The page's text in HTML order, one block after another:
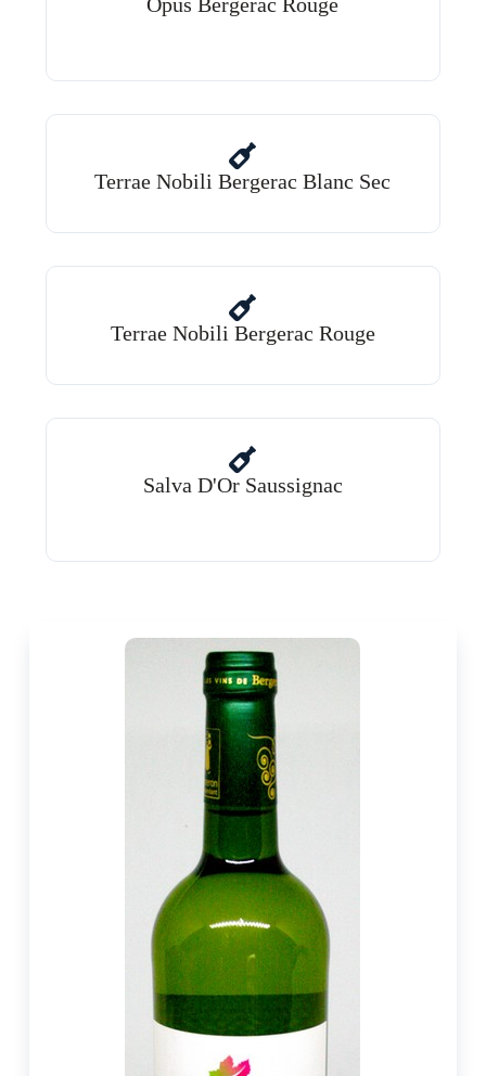
Terrae Nobili Bergerac Blanc Sec
Terrae Nobili Bergerac Rouge
Salva D'Or Saussignac